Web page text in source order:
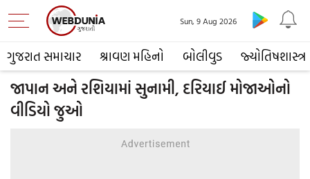
ગુજરાત સમાચાર શ્રાવણ મહિનો બોલીવુડ જ્યોતિષશાસ્ત્ર
Sun, 9 Aug 2026
જાપાન અને રશિયામાં સુનામી, દરિયાઈ મોજાઓનો
વીડિયો જુઓ